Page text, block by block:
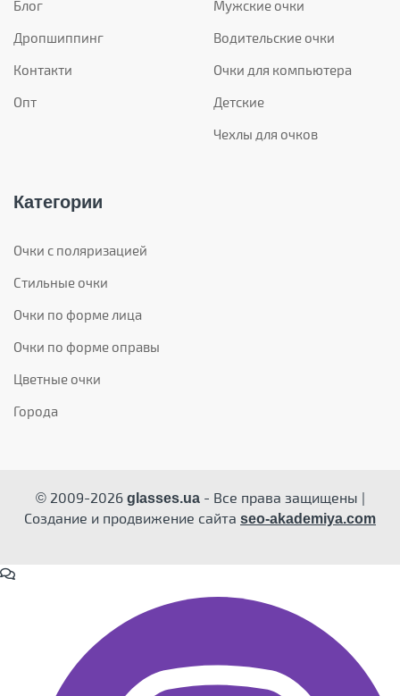
Блог
Дропшиппинг
Контакти
Опт
Мужские очки
Водительские очки
Очки для компьютера
Детские
Чехлы для очков
Категории
Очки с поляризацией
Стильные очки
Очки по форме лица
Очки по форме оправы
Цветные очки
Города
© 2009-2026glasses.ua- Все права защищены |
Создание и продвижение сайта seo-akademiya.com